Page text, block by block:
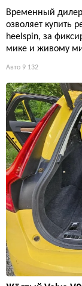
Временный
озволяет
heelspin, за
мике и живому
Авто 9 132